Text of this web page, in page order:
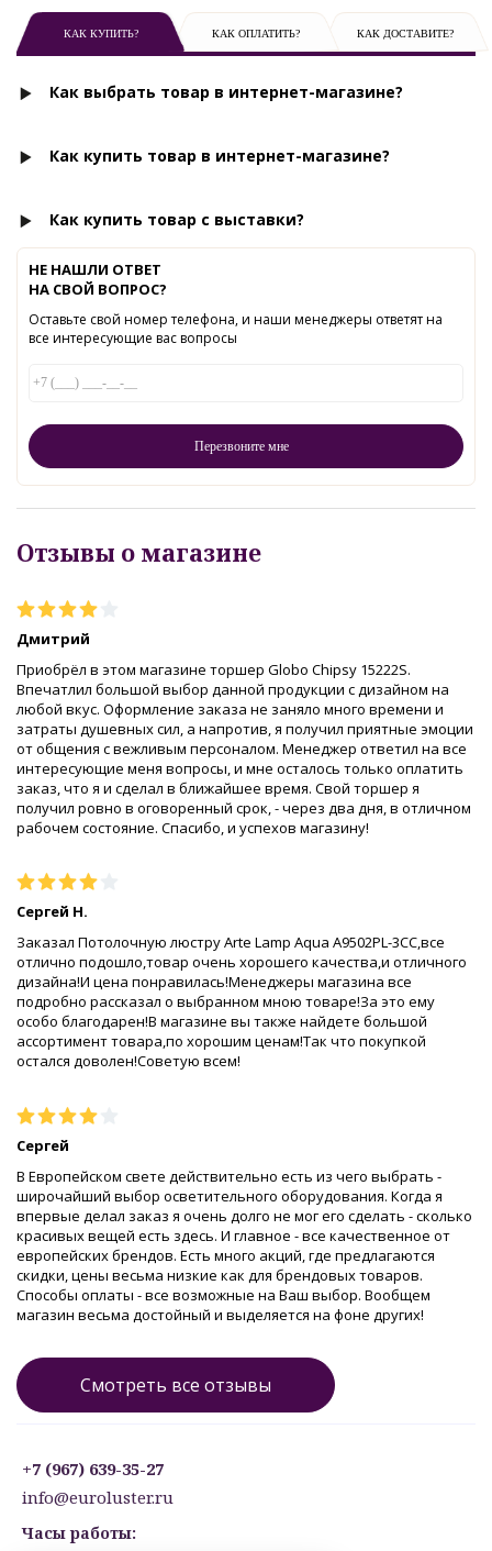
КАК КУПИТЬ? КАК ОПЛАТИТЬ? КАК ДОСТАВИТЕ?
Как выбрать товар в интернет-магазине?
Как купить товар в интернет-магазине?
Как купить товар с выставки?
НЕ НАШЛИ ОТВЕТ
НА СВОЙ ВОПРОС?
Оставьте свой номер телефона, и наши менеджеры ответят на
все интересующие вас вопросы
Отзывы о магазине
Дмитрий
Приобрёл в этом магазине торшер Globo Chipsy 15222S.
Впечатлил большой выбор данной продукции с дизайном на
любой вкус. Оформление заказа не заняло много времени и
затраты душевных сил, а напротив, я получил приятные эмоции
от общения с вежливым персоналом. Менеджер ответил на все
интересующие меня вопросы, и мне осталось только оплатить
заказ, что я и сделал в ближайшее время. Свой торшер я
получил ровно в оговоренный срок, - через два дня, в отличном
рабочем состояние. Спасибо, и успехов магазину!
Сергей Н.
Заказал Потолочную люстру Arte Lamp Aqua A9502PL-3CC,все
отлично подошло,товар очень хорошего качества,и отличного
дизайна!И цена понравилась!Менеджеры магазина все
подробно рассказал о выбранном мною товаре!За это ему
особо благодарен!В магазине вы также найдете большой
ассортимент товара,по хорошим ценам!Так что покупкой
остался доволен!Советую всем!
Сергей
В Европейском свете действительно есть из чего выбрать -
широчайший выбор осветительного оборудования. Когда я
впервые делал заказ я очень долго не мог его сделать - сколько
красивых вещей есть здесь. И главное - все качественное от
европейских брендов. Есть много акций, где предлагаются
скидки, цены весьма низкие как для брендовых товаров.
Способы оплаты - все возможные на Ваш выбор. Вообщем
магазин весьма достойный и выделяется на фоне других!
Смотреть все отзывы
+7 (967) 639-35-27
info@euroluster.ru
Часы работы: